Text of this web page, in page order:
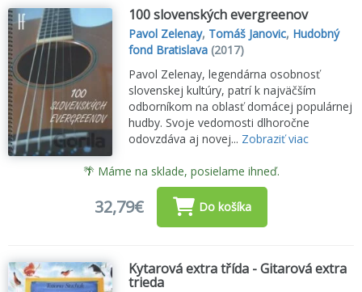
100 slovenských evergreenov
Pavol Zelenay, Tomáš Janovic, Hudobný
fond Bratislava (2017)
Pavol Zelenay, legendárna osobnosť
slovenskej kultúry, patrí k najväčším
odborníkom na oblasť domácej populárnej
hudby. Svoje vedomosti dlhoročne
odovzdáva aj novej... Zobraziť viac
🌴 Máme na sklade, posielame ihneď.
32,79€ Do košíka
Kytarová extra třída - Gitarová extra
trieda